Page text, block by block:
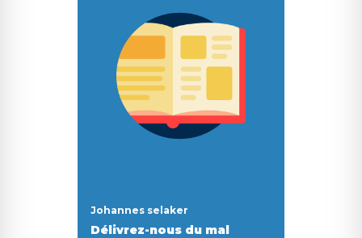
Johannes selaker
Délivrez-nous du mal